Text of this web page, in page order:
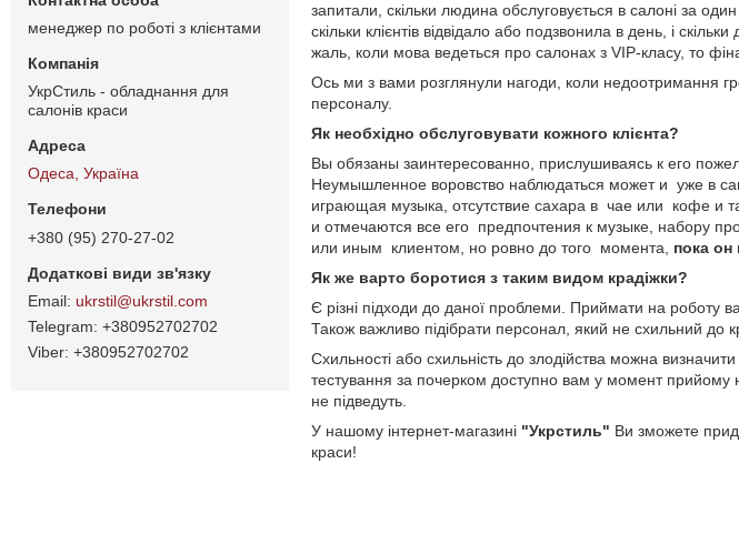
запитали, скільки людина обслуговується в салоні за
скільки клієнтів відвідало або подзвонила в день, і
жаль, коли мова ведеться про салонах з VIP-класу, то
Ось ми з вами розглянули нагоди, коли недоотримання
персоналу.
Як необхідно обслуговувати кожного клієнта?
Вы обязаны заинтересованно, прислушиваясь к его
Неумышленное воровство наблюдаться может и уже в
играющая музыка, отсутствие сахара в чае или кофе и
и отмечаются все его предпочтения к музыке, набору
или иным клиентом, но ровно до того момента, пока он
Як же варто боротися з таким видом крадіжки?
Є різні підходи до даної проблеми. Приймати на роботу
Також важливо підібрати персонал, який не схильний до
Схильності або схильність до злодійства можна
тестування за почерком доступно вам у момент прийому
не підведуть.
У нашому інтернет-магазині "Укрстиль" Ви зможете
краси!
менеджер по роботі з клієнтами
УкрСтиль - обладнання для
салонів краси
Одеса, Україна
+380 (95) 270-27-02
ukrstil@ukrstil.com
+380952702702
+380952702702